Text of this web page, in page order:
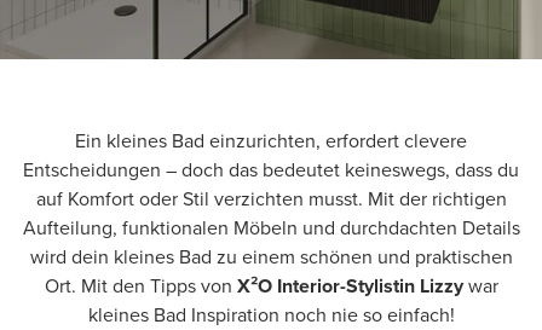
Ein kleines Bad einzurichten, erfordert clevere
Entscheidungen – doch das bedeutet keineswegs, dass du
auf Komfort oder Stil verzichten musst. Mit der richtigen
Aufteilung, funktionalen Möbeln und durchdachten Details
wird dein kleines Bad zu einem schönen und praktischen
Ort. Mit den Tipps von X²O Interior-Stylistin Lizzywar
kleines Bad Inspiration noch nie so einfach!